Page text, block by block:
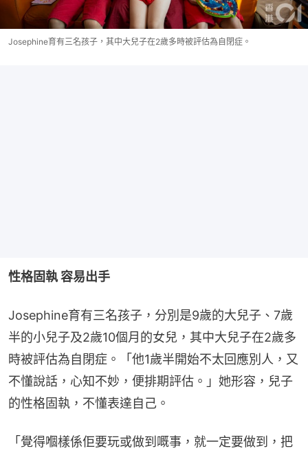
Josephine育有三名孩子，其中大兒子在2歲多時被評估為自閉症。
性格固執 容易出手
Josephine育有三名孩子，分別是9歲的大兒子、7歲
半的小兒子及2歲10個月的女兒，其中大兒子在2歲多
時被評估為自閉症。「他1歲半開始不太回應別人，又
不懂說話，心知不妙，便排期評估。」她形容，兒子
的性格固執，不懂表達自己。
「覺得嗰樣係佢要玩或做到嘅事，就一定要做到，把